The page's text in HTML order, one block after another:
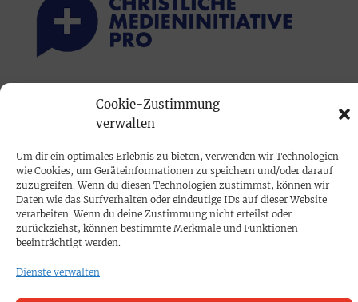
Cookie-Zustimmung
verwalten
Um dir ein optimales Erlebnis zu bieten, verwenden wir Technologien
wie Cookies, um Geräteinformationen zu speichern und/oder darauf
zuzugreifen. Wenn du diesen Technologien zustimmst, können wir
Daten wie das Surfverhalten oder eindeutige IDs auf dieser Website
verarbeiten. Wenn du deine Zustimmung nicht erteilst oder
zurückziehst, können bestimmte Merkmale und Funktionen
beeinträchtigt werden.
Dienste verwalten
PRINTAUSGABE
Mediadaten
PROKOMPAKT
Impressum
SPENDEN
Datenschutz